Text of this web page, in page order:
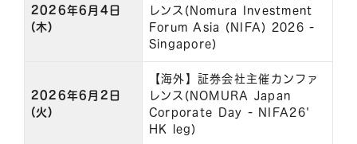
2026年6月4日
(木)
レンス(Nomura Investment
Forum Asia (NIFA) 2026 -
Singapore)
2026年6月2日
(火)
【海外】証券会社主催カンファ
レンス(NOMURA Japan
Corporate Day - NIFA26'
HK leg)